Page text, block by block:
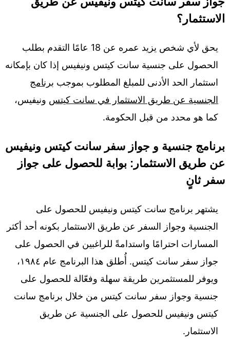
الاستثمار؟
يحق لأي شخص يزيد عمره عن 18 عامًا التقدم بطلب
الحصول على جنسية سانت كيتس ونيفيس إذا كان بإمكانه
استثمار الحد الأدنى للمبلغ المطلوب بموجب برنامج
الجنسية عن طريق الاستثمار في سانت كيتسونيفيس،
كما هو محدد من قبل الحكومة.
برنامج جنسية و جواز سفر سانت كيتس ونيفيس
عن طريق الاستثمار: بوابة للحصول على جواز
سفر ثانٍ
يشتهر برنامج سانت كيتس ونيفيس للحصول على
الجنسية وجواز السفر عن طريق الاستثمار بكونه أحد أكثر
المسارات احترامًا واستدامةً للراغبين في الحصول على
جواز سفر سانت كيتس. أُطلق هذا البرنامج عام ١٩٨٤،
ويوفر للمستثمرين طريقة سهلة وفعّالة للحصول على
جنسية وجواز سفر سانت كيتس من خلال برنامج سانت
كيتس ونيفيس للحصول على الجنسية عن طريق
الاستثمار.